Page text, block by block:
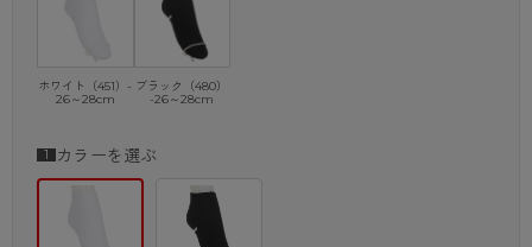
特徴⑤：抗菌防臭加工！
においの原因となる繊維上の細菌の増殖を抑制。
特徴⑥：ダブルサポーティ！
ホワイト（451）-
26～28cm
ブラック（480）
-26～28cm
カラーを選ぶ